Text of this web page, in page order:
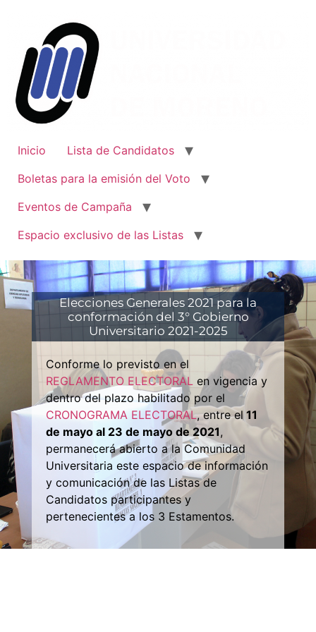
Inicio
Lista de Candidatos
Boletas para la emisión del Voto
Eventos de Campaña
Espacio exclusivo de las Listas
Elecciones Generales 2021 para la
conformación del 3° Gobierno
Universitario 2021-2025
Conforme lo previsto en el
REGLAMENTO ELECTORAL en vigencia y
dentro del plazo habilitado por el
CRONOGRAMA ELECTORAL, entre el11
de mayo al 23 de mayo de 2021,
permanecerá abierto a la Comunidad
Universitaria este espacio de información
y comunicación de las Listas de
Candidatos participantes y
pertenecientes a los 3 Estamentos.